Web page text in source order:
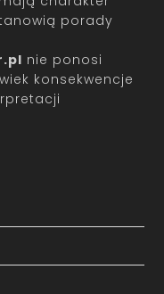
porady
nie ponosi
konsekwencje